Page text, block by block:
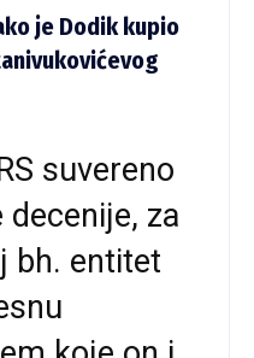
je Dodik kupio
suvereno
za
bh. entitet